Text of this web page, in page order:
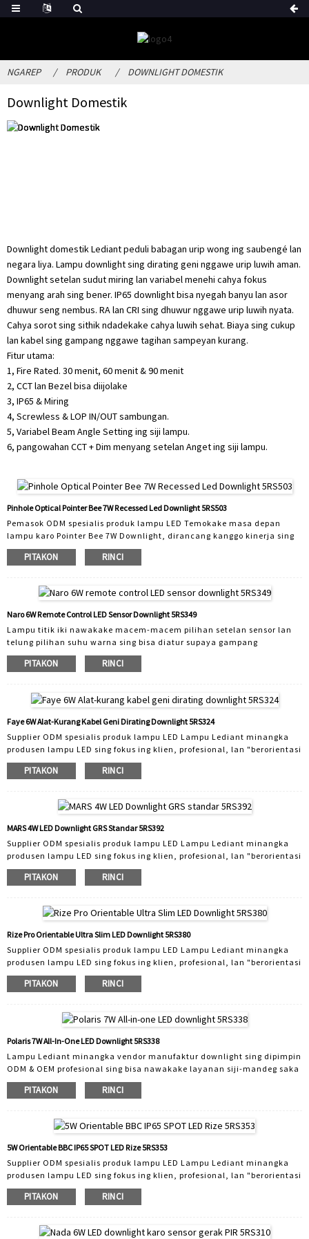
NGAREP PRODUK DOWNLIGHT DOMESTIK
Downlight Domestik
Downlight domestik Lediant peduli babagan urip wong ing saubengé lan
negara liya. Lampu downlight sing dirating geni nggawe urip luwih aman.
Downlight setelan sudut miring lan variabel menehi cahya fokus
menyang arah sing bener. IP65 downlight bisa nyegah banyu lan asor
dhuwur seng nembus. RA lan CRI sing dhuwur nggawe urip luwih nyata.
Cahya sorot sing sithik ndadekake cahya luwih sehat. Biaya sing cukup
lan kabel sing gampang nggawe tagihan sampeyan kurang.
Fitur utama:
1, Fire Rated. 30 menit, 60 menit & 90 menit
2, CCT lan Bezel bisa diijolake
3, IP65 & Miring
4, Screwless & LOP IN/OUT sambungan.
5, Variabel Beam Angle Setting ing siji lampu.
6, pangowahan CCT + Dim menyang setelan Anget ing siji lampu.
Pinhole Optical Pointer Bee 7W Recessed Led Downlight 5RS503
Pemasok ODM spesialis produk lampu LED Temokake masa depan
lampu karo Pointer Bee 7W Downlight, dirancang kanggo kinerja sing
unggul lan estetika sing apik. Sampurna kanggo papan omah lan
komersial, downlight iki nggabungake teknologi canggih karo desain
Utama: Akurasi Pinpoint: Ngirim fokus, cahya arah kanthi tumpahan
minimal, dadi sampurna kanggo nyorot rincian arsitektur utawa
obyek tartamtu ...
PITAKON RINCI
Naro 6W Remote Control LED Sensor Downlight 5RS349
Lampu titik iki nawakake macem-macem pilihan setelan sensor lan
telung pilihan suhu warna sing bisa diatur supaya gampang
disesuaikan kanggo kabutuhan pangguna. Bisa kanthi otomatis
ngaktifake lampu nalika ngrasakake gerakan lan OFF sawise ora ana
minangka alasan sing apik kanggo nginstal sensor. Gampang instalasi
ndadekake sensor solusi biaya-efektif kanggo construction anyar lan
aplikasi panggantos. Lampu Led...
PITAKON RINCI
Faye 6W Alat-Kurang Kabel Geni Dirating Downlight 5RS324
Supplier ODM spesialis produk lampu LED Lampu Lediant minangka
produsen lampu LED sing fokus ing klien, profesional, lan "berorientasi
teknologi" wiwit 2005. Kanthi anggota staf R&D 30, Lediant ngatur
kanggo pasar sampeyan. Kita ngrancang lan nggawe lampu mudhun
lampu mudhun domestik, lampu mudhun komersial lan lampu
mudhun cerdas. Kabeh produk sing didol dening Lediant minangka
produk sing dibukak alat lan duwe inovasi dhewe ...
PITAKON RINCI
MARS 4W LED Downlight GRS Standar 5RS392
Supplier ODM spesialis produk lampu LED Lampu Lediant minangka
produsen lampu LED sing fokus ing klien, profesional, lan "berorientasi
teknologi" wiwit 2005. Kanthi anggota staf R&D 30, Lediant ngatur
kanggo pasar sampeyan. Kita ngrancang lan nggawe lampu mudhun
lampu mudhun domestik, lampu mudhun komersial lan lampu
mudhun cerdas. Kabeh produk sing didol dening Lediant minangka
produk sing dibukak alat lan duwe inovasi dhewe ...
PITAKON RINCI
Rize Pro Orientable Ultra Slim LED Downlight 5RS380
Supplier ODM spesialis produk lampu LED Lampu Lediant minangka
produsen lampu LED sing fokus ing klien, profesional, lan "berorientasi
teknologi" wiwit 2005. Kanthi anggota staf R&D 30, Lediant ngatur
kanggo pasar sampeyan. Kita ngrancang lan nggawe lampu mudhun
lampu mudhun domestik, lampu mudhun komersial lan lampu
mudhun cerdas. Kabeh produk sing didol dening Lediant minangka
produk sing dibukak alat lan duwe inovasi dhewe ...
PITAKON RINCI
Polaris 7W All-In-One LED Downlight 5RS338
Lampu Lediant minangka vendor manufaktur downlight sing dipimpin
ODM & OEM profesional sing bisa nawakake layanan siji-mandeg saka
desain produk, perkakas, desain paket & nggawe video. Kabeh lampu
mudhun sing dipimpin digawe ing Lampu Lediant dirancang dhewe
ODM sing kuwat. Luwih saka 30 insinyur desain lan insinyur R&D sing
makarya karo kita, nawakake pelanggan solusi cepet kanggo desain
ODM, uga solusi driver sing bisa dimmable kanggo ketemu macem-
PITAKON RINCI
5W Orientable BBC IP65 SPOT LED Rize 5RS353
Supplier ODM spesialis produk lampu LED Lampu Lediant minangka
produsen lampu LED sing fokus ing klien, profesional, lan "berorientasi
teknologi" wiwit 2005. Kanthi anggota staf R&D 30, Lediant ngatur
kanggo pasar sampeyan. Kita ngrancang lan nggawe lampu mudhun
lampu mudhun domestik, lampu mudhun komersial lan lampu
PITAKON RINCI